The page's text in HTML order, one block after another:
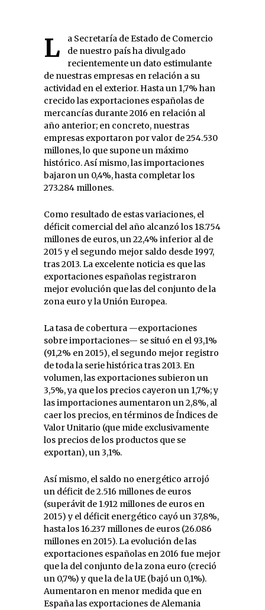
La Secretaría de Estado de Comercio
de nuestro país ha divulgado
recientemente un dato estimulante
de nuestras empresas en relación a su
actividad en el exterior. Hasta un 1,7% han
crecido las exportaciones españolas de
mercancías durante 2016 en relación al
año anterior; en concreto, nuestras
empresas exportaron por valor de 254.530
millones, lo que supone un máximo
histórico. Así mismo, las importaciones
bajaron un 0,4%, hasta completar los
273.284 millones.
Como resultado de estas variaciones, el
déficit comercial del año alcanzó los 18.754
millones de euros, un 22,4% inferior al de
2015 y el segundo mejor saldo desde 1997,
tras 2013. La excelente noticia es que las
exportaciones españolas registraron
mejor evolución que las del conjunto de la
zona euro y la Unión Europea.
La tasa de cobertura —exportaciones
sobre importaciones— se situó en el 93,1%
(91,2% en 2015), el segundo mejor registro
de toda la serie histórica tras 2013. En
volumen, las exportaciones subieron un
3,5%, ya que los precios cayeron un 1,7%; y
las importaciones aumentaron un 2,8%, al
caer los precios, en términos de Índices de
Valor Unitario (que mide exclusivamente
los precios de los productos que se
exportan), un 3,1%.
Así mismo, el saldo no energético arrojó
un déficit de 2.516 millones de euros
(superávit de 1.912 millones de euros en
2015) y el déficit energético cayó un 37,8%,
hasta los 16.237 millones de euros (26.086
millones en 2015). La evolución de las
exportaciones españolas en 2016 fue mejor
que la del conjunto de la zona euro (creció
un 0,7%) y que la de la UE (bajó un 0,1%).
Aumentaron en menor medida que en
España las exportaciones de Alemania